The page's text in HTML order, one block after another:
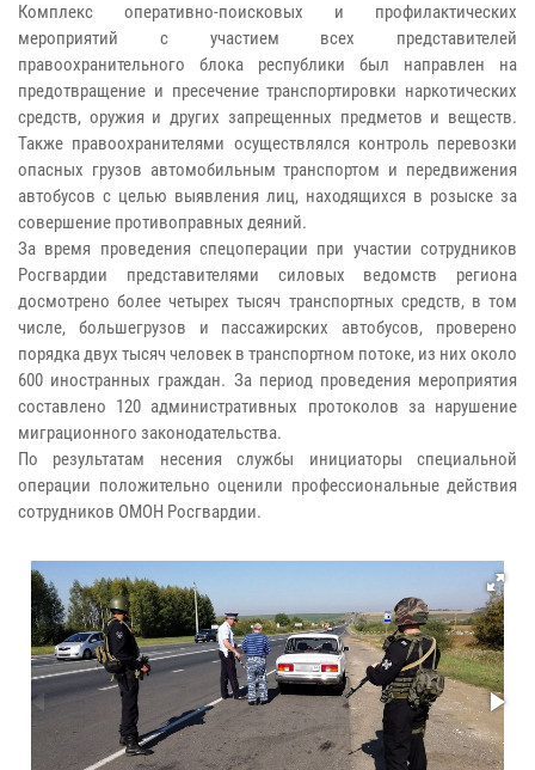
Комплекс оперативно-поисковых и профилактических
мероприятий с участием всех представителей
правоохранительного блока республики был направлен на
предотвращение и пресечение транспортировки наркотических
средств, оружия и других запрещенных предметов и веществ.
Также правоохранителями осуществлялся контроль перевозки
опасных грузов автомобильным транспортом и передвижения
автобусов с целью выявления лиц, находящихся в розыске за
совершение противоправных деяний.
За время проведения спецоперации при участии сотрудников
Росгвардии представителями силовых ведомств региона
досмотрено более четырех тысяч транспортных средств, в том
числе, большегрузов и пассажирских автобусов, проверено
порядка двух тысяч человек в транспортном потоке, из них около
600 иностранных граждан. За период проведения мероприятия
составлено 120 административных протоколов за нарушение
миграционного законодательства.
По результатам несения службы инициаторы специальной
операции положительно оценили профессиональные действия
сотрудников ОМОН Росгвардии.